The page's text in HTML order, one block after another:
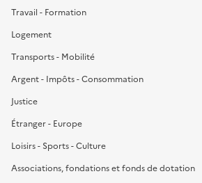
Travail - Formation
Logement
Transports - Mobilité
Argent - Impôts - Consommation
Justice
Étranger - Europe
Loisirs - Sports - Culture
Associations, fondations et fonds de dotation